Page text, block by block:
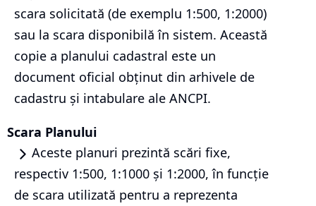
scara solicitată (de exemplu 1:500, 1:2000)
sau la scara disponibilă în sistem. Această
copie a planului cadastral este un
document oficial obținut din arhivele de
cadastru și intabulare ale ANCPI.
Scara Planului
Aceste planuri prezintă scări fixe,
respectiv 1:500, 1:1000 și 1:2000, în funcție
de scara utilizată pentru a reprezenta